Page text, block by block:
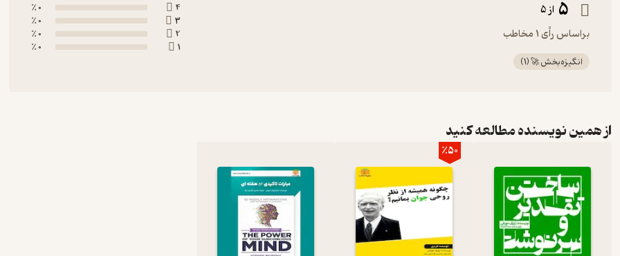
5 از 5
براساس رأی 1 مخاطب
انگیزه‌بخش 🚀(
1
)
4
0 ٪
3
0 ٪
2
0 ٪
1
0 ٪
از همین نویسنده مطالعه کنید
٪50